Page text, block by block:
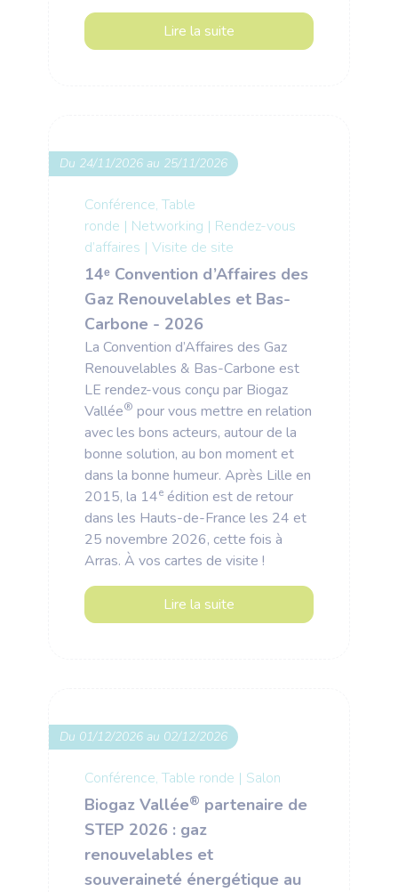
Lire la suite
Du 24/11/2026 au 25/11/2026
Conférence, Table
ronde | Networking | Rendez-vous
d’affaires | Visite de site
14ᵉ Convention d’Affaires des
Gaz Renouvelables et Bas-
Carbone - 2026
La Convention d’Affaires des Gaz
Renouvelables & Bas-Carbone est
LE rendez-vous conçu par Biogaz
Vallée® pour vous mettre en relation
avec les bons acteurs, autour de la
bonne solution, au bon moment et
dans la bonne humeur. Après Lille en
2015, la 14e édition est de retour
dans les Hauts-de-France les 24 et
25 novembre 2026, cette fois à
Arras. À vos cartes de visite !
Lire la suite
Du 01/12/2026 au 02/12/2026
Conférence, Table ronde | Salon
Biogaz Vallée® partenaire de
STEP 2026 : gaz
renouvelables et
souveraineté énergétique au